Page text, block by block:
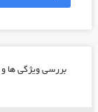
بررسی ویژگی ها و